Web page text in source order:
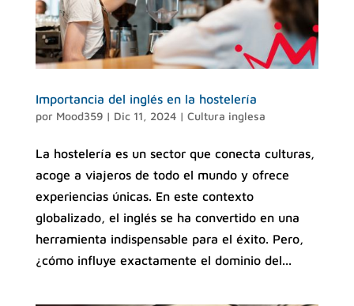
Importancia del inglés en la hostelería
por Mood359| Dic 11, 2024| Cultura inglesa
La hostelería es un sector que conecta culturas,
acoge a viajeros de todo el mundo y ofrece
experiencias únicas. En este contexto
globalizado, el inglés se ha convertido en una
herramienta indispensable para el éxito. Pero,
¿cómo influye exactamente el dominio del...